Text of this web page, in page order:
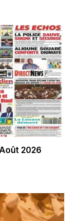
2026